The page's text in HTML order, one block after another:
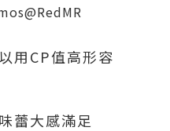
用CP值高形容
蕾大感滿足